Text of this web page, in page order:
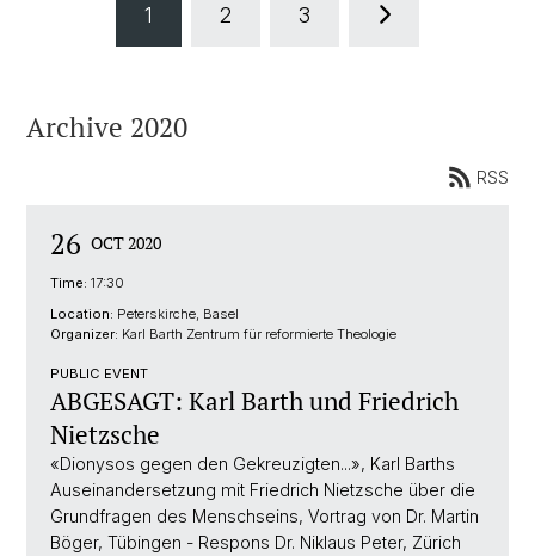
1 2 3
Archive 2020
RSS
26 OCT 2020
Time: 17:30
Location: Peterskirche, Basel
Organizer: Karl Barth Zentrum für reformierte Theologie
PUBLIC EVENT
ABGESAGT: Karl Barth und Friedrich
Nietzsche
«Dionysos gegen den Gekreuzigten...», Karl Barths
Auseinandersetzung mit Friedrich Nietzsche über die
Grundfragen des Menschseins, Vortrag von Dr. Martin
Böger, Tübingen - Respons Dr. Niklaus Peter, Zürich